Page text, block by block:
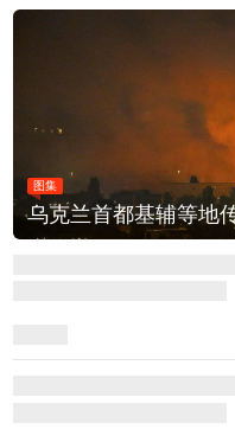
图集
乌克兰首都基辅等地